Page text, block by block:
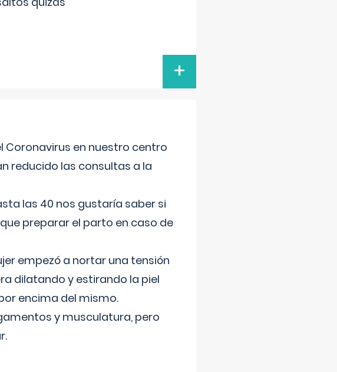
+
Coronavirus en nuestro centro
reducido las consultas a la
las 40 nos gustaría saber si
preparar el parto en caso de
empezó a nortar una tensión
dilatando y estirando la piel
encima del mismo.
y musculatura, pero